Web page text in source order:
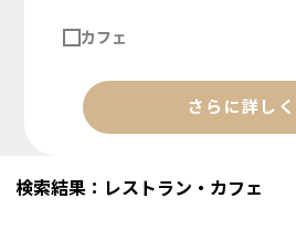
カフェ
さらに詳しく
検索結果：レストラン・カフェ